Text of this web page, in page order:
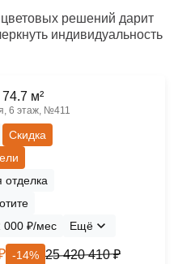
решений дарит
индивидуальность
м²
6 этаж, №411
Скидка
отделка
000 ₽/мес
Ещё
-14% 25 420 410 ₽